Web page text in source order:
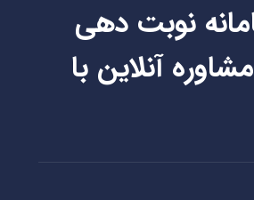
نوبت دهی
آنلاین با